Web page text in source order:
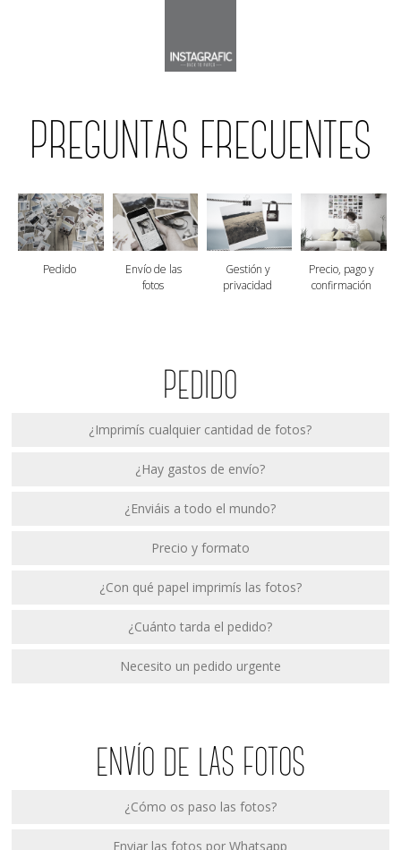
PREGUNTAS FRECUENTES
Pedido
Envío de las
fotos
Gestión y
privacidad
Precio, pago y
confirmación
PEDIDO
¿Imprimís cualquier cantidad de fotos?
¿Hay gastos de envío?
¿Enviáis a todo el mundo?
Precio y formato
¿Con qué papel imprimís las fotos?
¿Cuánto tarda el pedido?
Necesito un pedido urgente
ENVÍO DE LAS FOTOS
¿Cómo os paso las fotos?
Enviar las fotos por Whatsapp